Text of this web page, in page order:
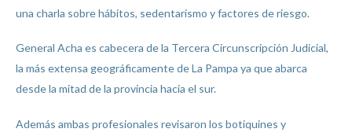
una charla sobre hábitos, sedentarismo y factores de riesgo.
General Acha es cabecera de la Tercera Circunscripción Judicial,
la más extensa geográficamente de La Pampa ya que abarca
desde la mitad de la provincia hacia el sur.
Además ambas profesionales revisaron los botiquines y